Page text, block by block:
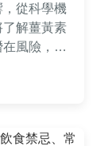
從科學機
解薑黃素
風險，以
困擾的讀